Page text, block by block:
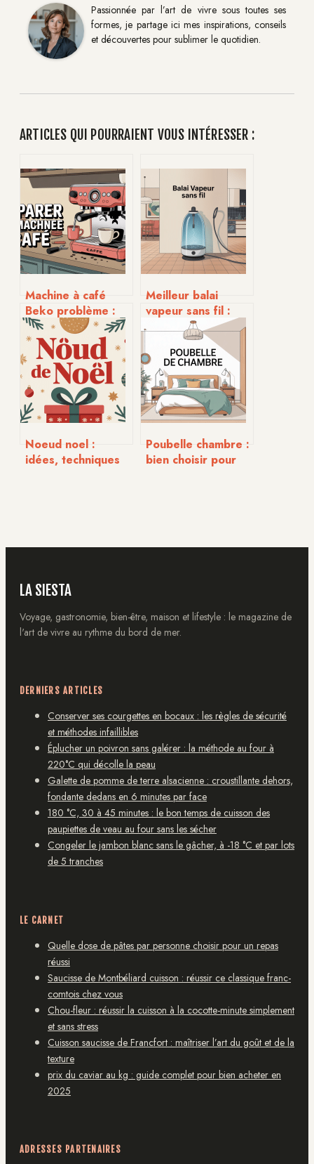
Passionnée par l’art de vivre sous toutes ses
formes, je partage ici mes inspirations, conseils
et découvertes pour sublimer le quotidien.
ARTICLES QUI POURRAIENT VOUS INTÉRESSER :
Machine à café
Beko problème :
comprendre,
diagnostiquer et
résoudre
facilement
Meilleur balai
vapeur sans fil :
comparatif et
conseils pour bien
choisir
Noeud noel :
idées, techniques
Poubelle chambre :
bien choisir pour
LA SIESTA
Voyage, gastronomie, bien-être, maison et lifestyle : le magazine de
l'art de vivre au rythme du bord de mer.
DERNIERS ARTICLES
Conserver ses courgettes en bocaux : les règles de sécurité
et méthodes infaillibles
Éplucher un poivron sans galérer : la méthode au four à
220°C qui décolle la peau
Galette de pomme de terre alsacienne : croustillante dehors,
fondante dedans en 6 minutes par face
180 °C, 30 à 45 minutes : le bon temps de cuisson des
paupiettes de veau au four sans les sécher
Congeler le jambon blanc sans le gâcher, à -18 °C et par lots
de 5 tranches
LE CARNET
Quelle dose de pâtes par personne choisir pour un repas
réussi
Saucisse de Montbéliard cuisson : réussir ce classique franc-
comtois chez vous
Chou-fleur : réussir la cuisson à la cocotte-minute simplement
et sans stress
Cuisson saucisse de Francfort : maîtriser l’art du goût et de la
texture
prix du caviar au kg : guide complet pour bien acheter en
2025
ADRESSES PARTENAIRES